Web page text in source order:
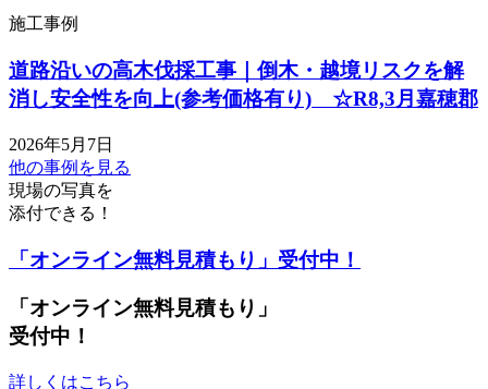
施工事例
道路沿いの高木伐採工事｜倒木・越境リスクを解
消し安全性を向上(参考価格有り) ☆R8,3月嘉穂郡
2026年5月7日
他の事例を見る
現場の写真を
添付できる！
「オンライン無料見積もり」受付中！
「オンライン無料見積もり」
受付中！
詳しくはこちら